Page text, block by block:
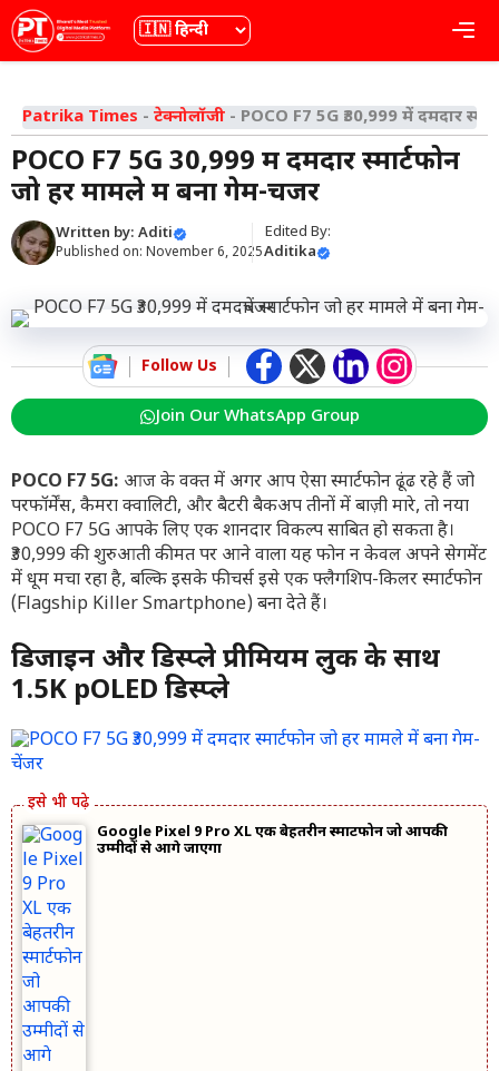
Skip
to
content
भाषा
Patrika Times - टेक्नोलॉजी - POCO F7 5G ₹30,999 में दमदार
POCO F7 5G ₹30,999 में दमदार स्मार्टफोन
जो हर मामले में बना गेम-चेंजर
Written by: Aditi
Published on: November 6, 2025
Edited By:
Aditika
Follow Us
Join Our WhatsApp Group
POCO F7 5G: आज के वक्त में अगर आप ऐसा स्मार्टफोन ढूंढ रहे हैं जो
परफॉर्मेंस, कैमरा क्वालिटी, और बैटरी बैकअप तीनों में बाज़ी मारे, तो नया
POCO F7 5G आपके लिए एक शानदार विकल्प साबित हो सकता है।
₹30,999 की शुरुआती कीमत पर आने वाला यह फोन न केवल अपने सेगमेंट
में धूम मचा रहा है, बल्कि इसके फीचर्स इसे एक फ्लैगशिप-किलर स्मार्टफोन
(Flagship Killer Smartphone) बना देते हैं।
डिजाइन और डिस्प्ले प्रीमियम लुक के साथ
1.5K pOLED डिस्प्ले
Google Pixel 9 Pro XL एक बेहतरीन स्मार्टफोन जो आपकी
उम्मीदों से आगे जाएगा